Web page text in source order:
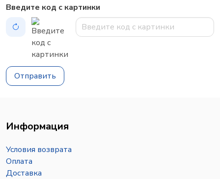
Введите код с картинки
Отправить
Информация
Условия возврата
Оплата
Доставка